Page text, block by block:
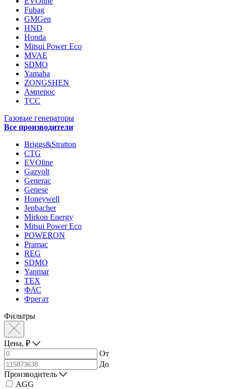
Fubag
GMGen
HND
Honda
Mitsui Power Eco
MVAE
SDMO
Yamaha
ZONGSHEN
Амперос
ТСС
Газовые генераторы
Все производители
Briggs&Stratton
CTG
EVOline
Gazvolt
Generac
Genese
Honeywell
Jenbacher
Mirkon Energy
Mitsui Power Eco
POWERON
Pramac
REG
SDMO
Yanmar
ТЕХ
ФАС
Фрегат
Фильтры
Цена, ₽
От
До
Производитель
AGG